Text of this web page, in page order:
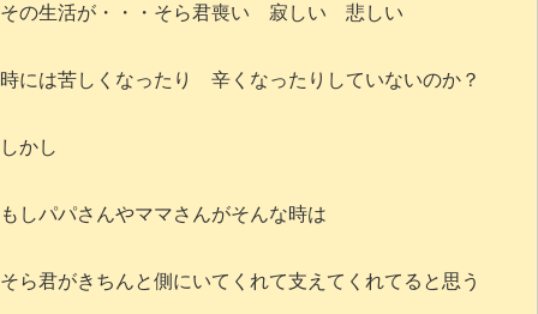
その生活が・・・そら君喪い 寂しい 悲しい
時には苦しくなったり 辛くなったりしていないのか？
しかし
もしパパさんやママさんがそんな時は
そら君がきちんと側にいてくれて支えてくれてると思う